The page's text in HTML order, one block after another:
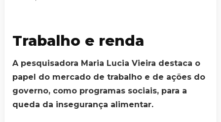
Trabalho e renda
A pesquisadora Maria Lucia Vieira destaca o
papel do mercado de trabalho e de ações do
governo, como programas sociais, para a
queda da insegurança alimentar.